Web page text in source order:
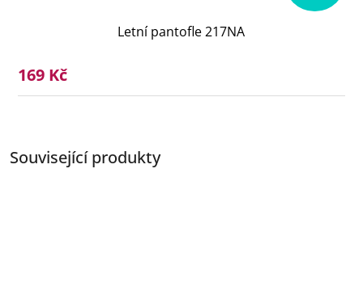
Související produkty
Letní pantofle 217NA
169 Kč